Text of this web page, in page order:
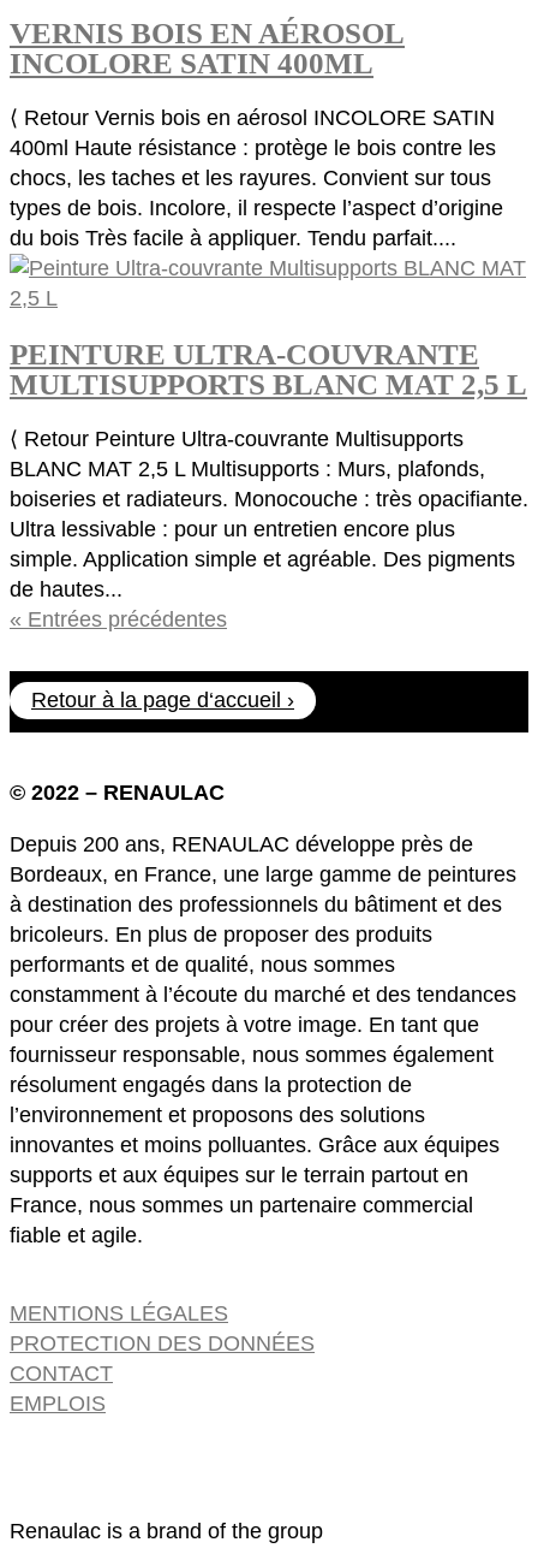
VERNIS BOIS EN AÉROSOL
INCOLORE SATIN 400ML
⟨ Retour Vernis bois en aérosol INCOLORE SATIN
400ml Haute résistance : protège le bois contre les
chocs, les taches et les rayures. Convient sur tous
types de bois. Incolore, il respecte l’aspect d’origine
du bois Très facile à appliquer. Tendu parfait....
PEINTURE ULTRA-COUVRANTE
MULTISUPPORTS BLANC MAT 2,5 L
⟨ Retour Peinture Ultra-couvrante Multisupports
BLANC MAT 2,5 L Multisupports : Murs, plafonds,
boiseries et radiateurs. Monocouche : très opacifiante.
Ultra lessivable : pour un entretien encore plus
simple. Application simple et agréable. Des pigments
de hautes...
« Entrées précédentes
Retour à la page d‘accueil ›
© 2022 – RENAULAC
Depuis 200 ans, RENAULAC développe près de
Bordeaux, en France, une large gamme de peintures
à destination des professionnels du bâtiment et des
bricoleurs. En plus de proposer des produits
performants et de qualité, nous sommes
constamment à l’écoute du marché et des tendances
pour créer des projets à votre image. En tant que
fournisseur responsable, nous sommes également
résolument engagés dans la protection de
l’environnement et proposons des solutions
innovantes et moins polluantes. Grâce aux équipes
supports et aux équipes sur le terrain partout en
France, nous sommes un partenaire commercial
fiable et agile.
MENTIONS LÉGALES
PROTECTION DES DONNÉES
CONTACT
EMPLOIS
Renaulac is a brand of the group